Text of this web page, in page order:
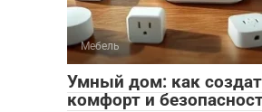
Мебель
Умный дом: как
комфорт и